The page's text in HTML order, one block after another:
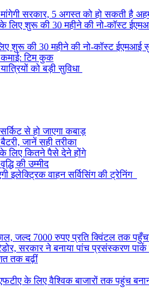
सरकार, 5 अगस्त को हो सकती है
शुरू की 30 महीने की नो-कॉस्ट
शुरू की 30 महीने की नो-कॉस्ट ईएमआई
कमाई: टिम कुक
को बड़ी सुविधा
से हो जाएगा कबाड़
जानें सही तरीका
लिए कितने पैसे देने होंगे
की उम्मीद
इलेक्ट्रिक वाहन सर्विसिंग की ट्रेनिंग
जल्द 7000 रुपए प्रति क्विंटल तक
सरकार ने बनाया पांच प्रसंस्करण
तक बढ़ीं
के लिए वैश्विक बाजारों तक पहुंच